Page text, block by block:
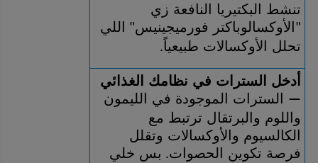
تنشط البكتيريا النافعة زي
"الأوكسالوباكتر فورميجينيس"
تحلل الأوكسالات طبيعياً.
أدخل السترات في نظامك الغذائي
—
فرصة تكوين الحصوات.